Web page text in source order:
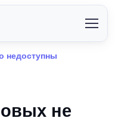
недоступны
не